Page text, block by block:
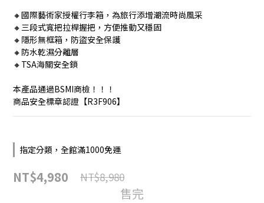
🔸國際藝術家授權行李箱，為旅行添增潮流時尚風采
🔸三段式寬把拉桿握把，方便推動又穩固
🔸隱形無框箱，防盜安全保護
🔸防水乾濕分離層
🔸TSA海關安全鎖
本產品通過BSMI商檢！！！
商品安全標章認證【R3F906】
指定分類，全館滿1000免運
NT$4,980 NT$8,980
售完